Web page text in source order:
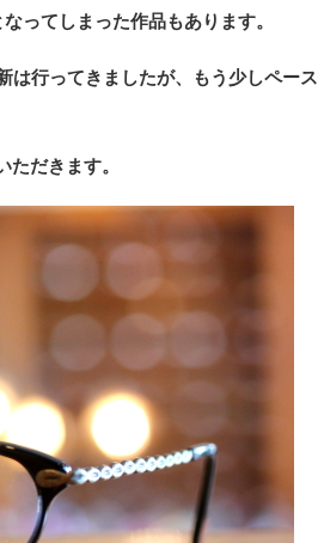
ってしまった作品もあります。
は行ってきましたが、もう少しペース
だきます。